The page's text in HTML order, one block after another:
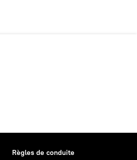
Règles de conduite